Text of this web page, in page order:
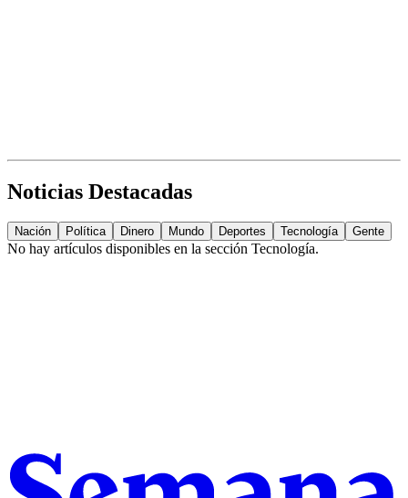
Noticias Destacadas
Nación Política Dinero Mundo Deportes Tecnología Gente
No hay artículos disponibles en la sección Tecnología.